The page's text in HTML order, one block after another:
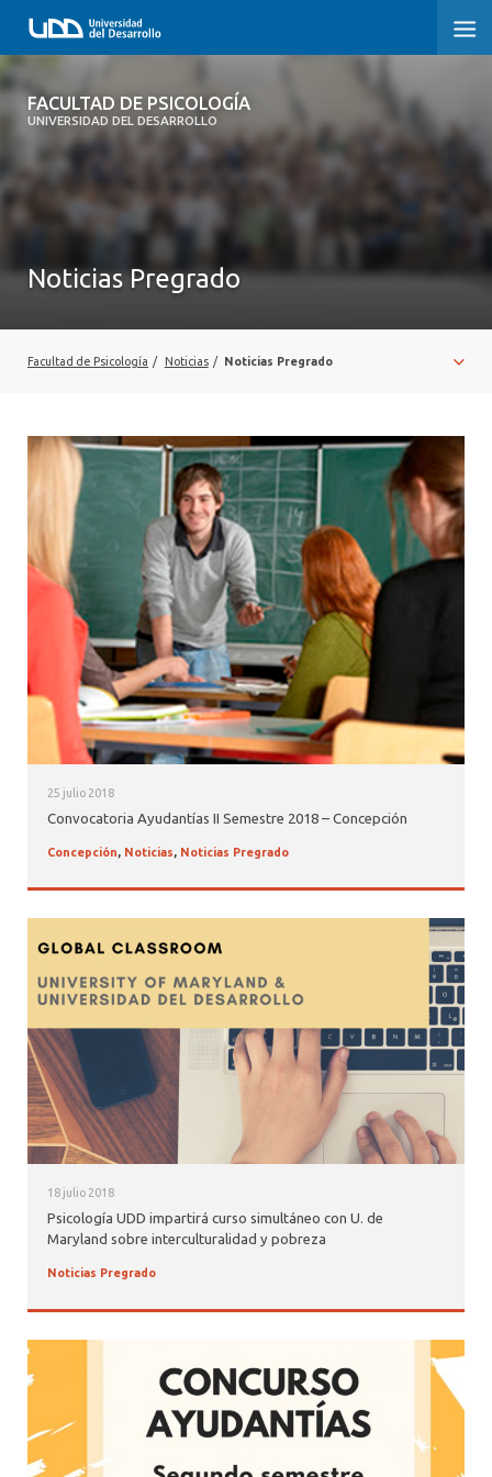
FACULTAD DE PSICOLOGÍA
UNIVERSIDAD DEL DESARROLLO
FACULTAD DE PSICOLOGÍA
VINCULACIÓN CON EL MEDIO
ALUMNI PSICOLOGÍA UDD
SERVICIO DE PSICOLOGÍA INTEGRAL
Noticias Pregrado
Facultad de Psicología / Noticias / Noticias Pregrado
25 julio 2018
Convocatoria Ayudantías II Semestre 2018 – Concepción
Concepción, Noticias, Noticias Pregrado
18 julio 2018
Psicología UDD impartirá curso simultáneo con U. de
Maryland sobre interculturalidad y pobreza
Noticias Pregrado